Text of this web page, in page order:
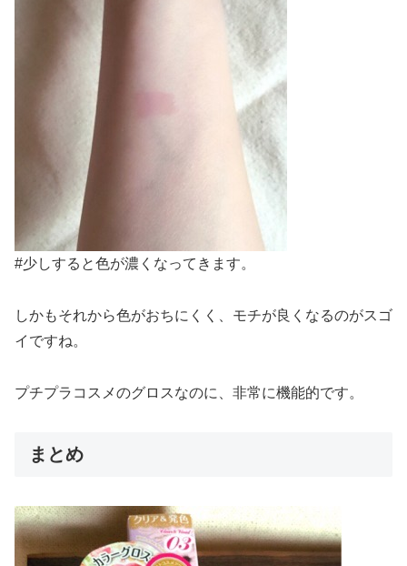
#少しすると色が濃くなってきます。
しかもそれから色がおちにくく、モチが良くなるのがスゴ
イですね。
プチプラコスメのグロスなのに、非常に機能的です。
まとめ